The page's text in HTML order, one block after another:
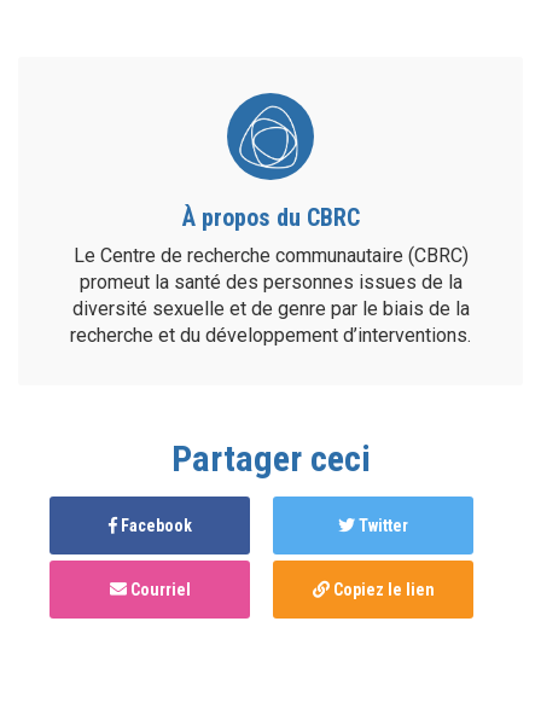
À propos du CBRC
Le Centre de recherche communautaire (CBRC)
promeut la santé des personnes issues de la
diversité sexuelle et de genre par le biais de la
recherche et du développement d’interventions.
Partager ceci
Facebook Twitter
Courriel Copiez le lien